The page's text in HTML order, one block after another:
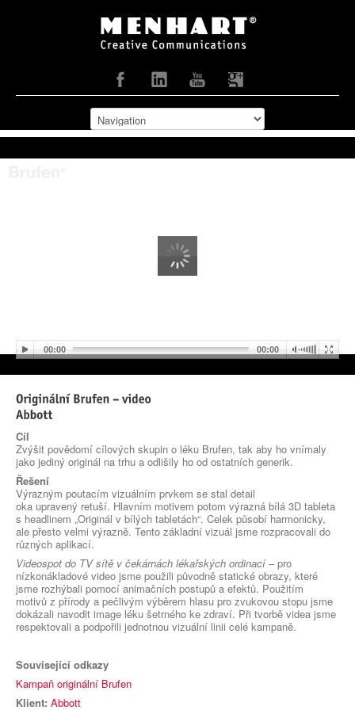
Cíl
Zvýšit povědomí cílových skupin o léku Brufen, tak aby ho vnímaly
jako jediný originál na trhu a odlišily ho od ostatních generik.
Řešení
Výrazným poutacím vizuálním prvkem se stal detail
oka upravený retuší. Hlavním motivem potom výrazná bílá 3D tableta
s headlinem „Originál v bílých tabletách“. Celek působí harmonicky,
ale přesto velmi výrazně. Tento základní vizuál jsme rozpracovali do
různých aplikací.
Videospot do TV sítě v čekárnách lékařských ordinací– pro
nízkonákladové video jsme použili původně statické obrazy, které
jsme rozhýbali pomocí animačních postupů a efektů. Použitím
motivů z přírody a pečlivým výběrem hlasu pro zvukovou stopu jsme
dokázali navodit image léku šetrného ke zdraví. Při tvorbě videa jsme
respektovali a podpořili jednotnou vizuální linii celé kampaně.
Související odkazy
Kampaň originální Brufen
Klient: Abbott